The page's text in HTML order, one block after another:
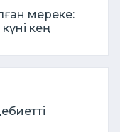
мереке:
кең